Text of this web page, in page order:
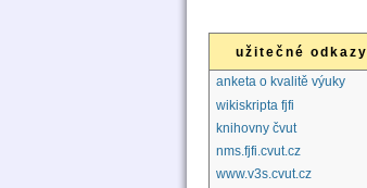
užitečné odkazy
anketa o kvalitě výuky
wikiskripta fjfi
knihovny čvut
nms.fjfi.cvut.cz
www.v3s.cvut.cz